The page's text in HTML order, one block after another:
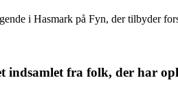
i Hasmark på Fyn, der tilbyder
indsamlet fra folk, der har